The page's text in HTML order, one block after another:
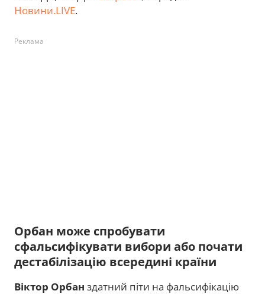
Новини.LIVE.
Реклама
Орбан може спробувати
сфальсифікувати вибори або почати
дестабілізацію всередині країни
Віктор Орбан здатний піти на фальсифікацію